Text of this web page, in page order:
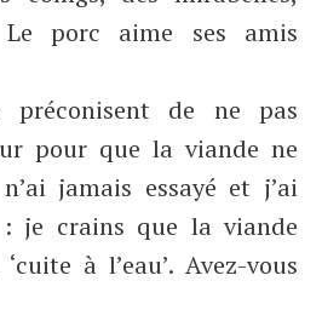
porc aime ses amis
de ne pas
pour que la viande ne
jamais essayé et j’ai
: je crains que la viande
à l’eau’. Avez-vous